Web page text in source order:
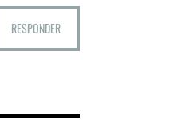
RESPONDER